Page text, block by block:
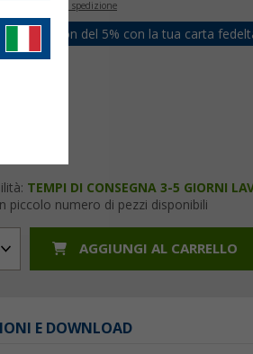
+ Spese di spedizione
un coupon del 5% con la tua carta
TEMPI DI CONSEGNA 3-5 GIORNI
piccolo numero di pezzi disponibili
AGGIUNGI AL CARRELLO
E DOWNLOAD